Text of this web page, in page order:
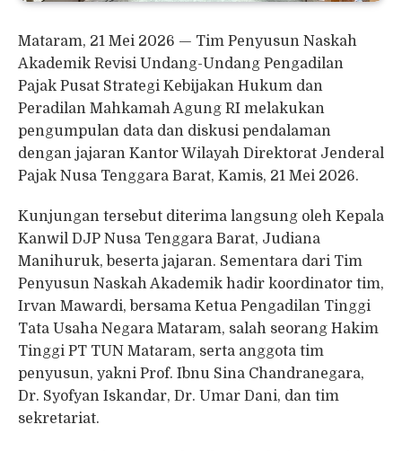
Mataram, 21 Mei 2026 — Tim Penyusun Naskah
Akademik Revisi Undang-Undang Pengadilan
Pajak Pusat Strategi Kebijakan Hukum dan
Peradilan Mahkamah Agung RI melakukan
pengumpulan data dan diskusi pendalaman
dengan jajaran Kantor Wilayah Direktorat Jenderal
Pajak Nusa Tenggara Barat, Kamis, 21 Mei 2026.
Kunjungan tersebut diterima langsung oleh Kepala
Kanwil DJP Nusa Tenggara Barat, Judiana
Manihuruk, beserta jajaran. Sementara dari Tim
Penyusun Naskah Akademik hadir koordinator tim,
Irvan Mawardi, bersama Ketua Pengadilan Tinggi
Tata Usaha Negara Mataram, salah seorang Hakim
Tinggi PT TUN Mataram, serta anggota tim
penyusun, yakni Prof. Ibnu Sina Chandranegara,
Dr. Syofyan Iskandar, Dr. Umar Dani, dan tim
sekretariat.